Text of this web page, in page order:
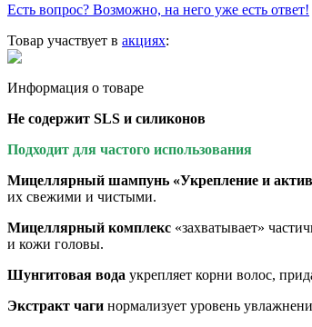
Есть вопрос? Возможно, на него уже есть ответ!
Товар участвует в акциях:
Информация о товаре
Не содержит SLS и силиконов
Подходит для частого использования
Мицеллярный шампунь «Укрепление и
их свежими и чистыми.
Мицеллярный комплекс «захватывает»
и кожи головы.
Шунгитовая вода укрепляет корни волос,
Экстракт чаги нормализует уровень